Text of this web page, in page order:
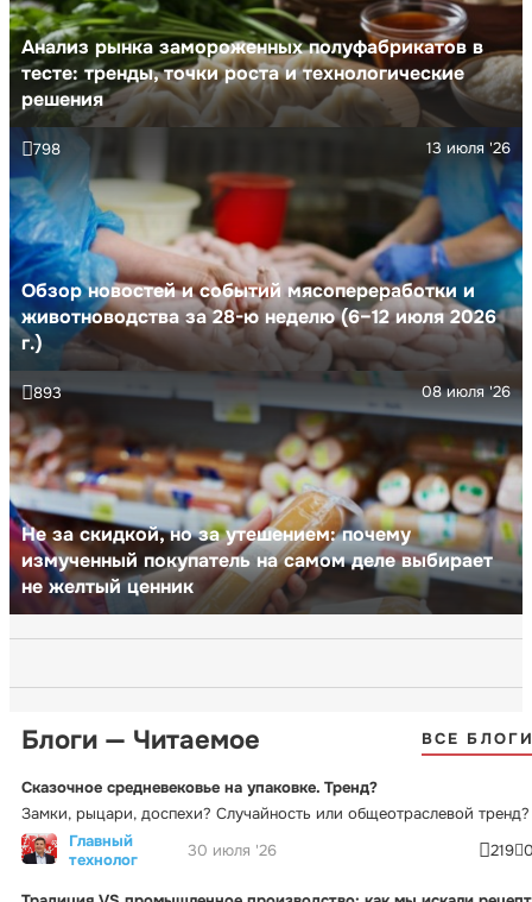
Анализ рынка замороженных полуфабрикатов в
тесте: тренды, точки роста и технологические
решения
Обзор новостей и событий мясопереработки и
животноводства за 28-ю неделю (6–12 июля 2026
г.)
13 июля '26
798
Не за скидкой, но за утешением: почему
измученный покупатель на самом деле выбирает
не желтый ценник
08 июля '26
893
Блоги — Читаемое ВСЕ
Сказочное средневековье на упаковке. Тренд?
Замки, рыцари, доспехи? Случайность или общеотраслевой тренд?
Главный
технолог
30 июля '26 219